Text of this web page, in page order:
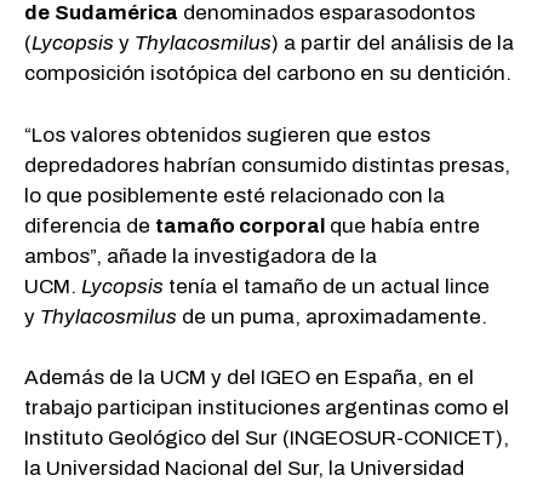
de Sudamérica denominados esparasodontos
(Lycopsis y Thylacosmilus) a partir del análisis de la
composición isotópica del carbono en su dentición.
“Los valores obtenidos sugieren que estos
depredadores habrían consumido distintas presas,
lo que posiblemente esté relacionado con la
diferencia de tamaño corporal que había entre
ambos”, añade la investigadora de la
UCM. Lycopsis tenía el tamaño de un actual lince
y Thylacosmilus de un puma, aproximadamente.
Además de la UCM y del IGEO en España, en el
trabajo participan instituciones argentinas como el
Instituto Geológico del Sur (INGEOSUR-CONICET),
la Universidad Nacional del Sur, la Universidad